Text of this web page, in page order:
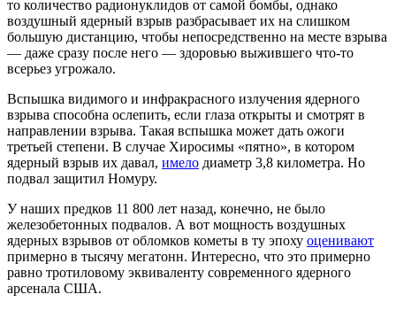
то количество радионуклидов от самой бомбы, однако
воздушный ядерный взрыв разбрасывает их на слишком
большую дистанцию, чтобы непосредственно на месте взрыва
— даже сразу после него — здоровью выжившего что-то
всерьез угрожало.
Вспышка видимого и инфракрасного излучения ядерного
взрыва способна ослепить, если глаза открыты и смотрят в
направлении взрыва. Такая вспышка может дать ожоги
третьей степени. В случае Хиросимы «пятно», в котором
ядерный взрыв их давал, имело диаметр 3,8 километра. Но
подвал защитил Номуру.
У наших предков 11 800 лет назад, конечно, не было
железобетонных подвалов. А вот мощность воздушных
ядерных взрывов от обломков кометы в ту эпоху оценивают
примерно в тысячу мегатонн. Интересно, что это примерно
равно тротиловому эквиваленту современного ядерного
арсенала США.